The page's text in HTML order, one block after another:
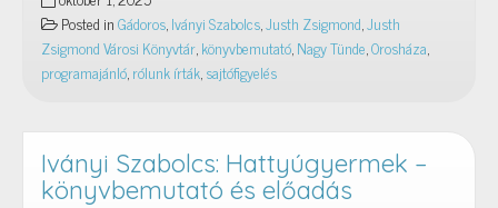
írták
–
2025.
szeptember
Posted inGádoros,Iványi Szabolcs,Justh Zsigmond,Justh
Zsigmond Városi Könyvtár,könyvbemutató,Nagy Tünde,Orosháza,
programajánló,rólunk írták,sajtófigyelés
Iványi Szabolcs: Hattyúgyermek –
könyvbemutató és előadás